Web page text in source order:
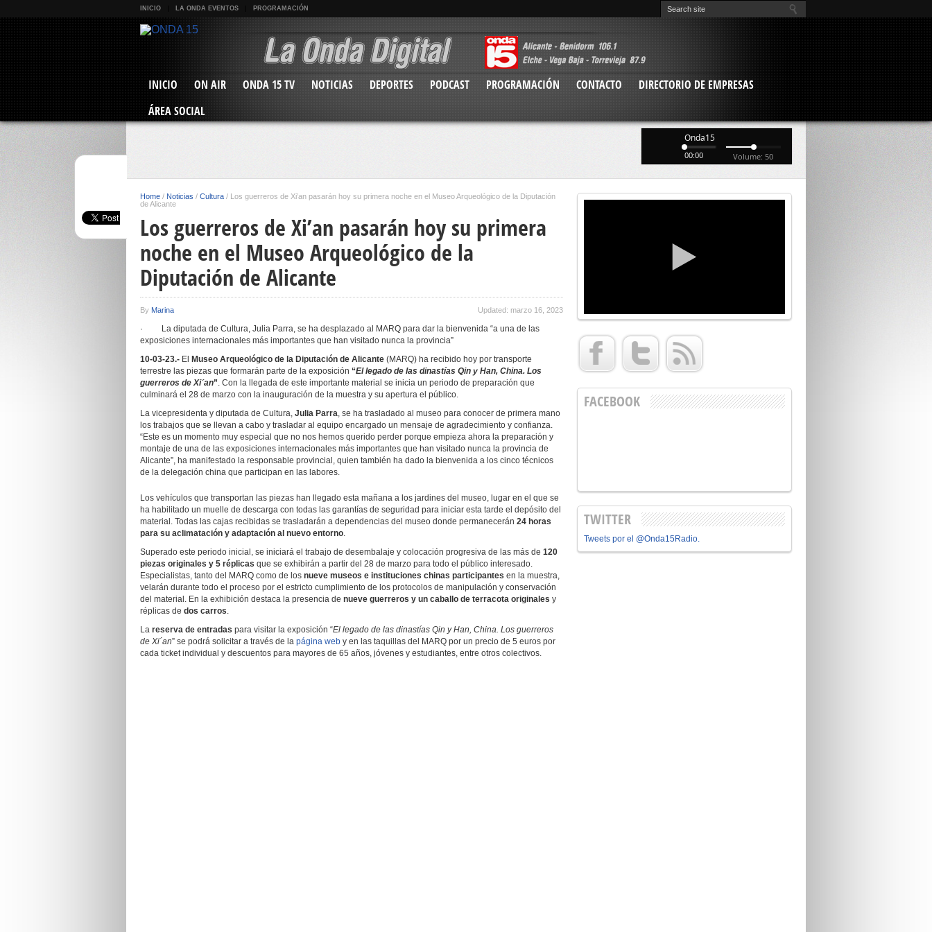
INICIO LA ONDA EVENTOS PROGRAMACIÓN
INICIO ON AIR ONDA 15 TV NOTICIAS DEPORTES PODCAST PROGRAMACIÓN CONTACTO
DIRECTORIO DE EMPRESAS
ÁREA SOCIAL
Onda15
00:00 Volume: 50
Home / Noticias / Cultura / Los guerreros de Xi’an pasarán hoy su primera noche en el Museo Arqueológico de la Diputación
de Alicante
Los guerreros de Xi’an pasarán hoy su primera
noche en el Museo Arqueológico de la
Diputación de Alicante
By Marina Updated: marzo 16, 2023
· La diputada de Cultura, Julia Parra, se ha desplazado al MARQ para dar la bienvenida “a una de las
exposiciones internacionales más importantes que han visitado nunca la provincia”
10-03-23.- El Museo Arqueológico de la Diputación de Alicante (MARQ) ha recibido hoy por transporte
terrestre las piezas que formarán parte de la exposición “El legado de las dinastías Qin y Han, China. Los
guerreros de Xi´an”. Con la llegada de este importante material se inicia un periodo de preparación que
culminará el 28 de marzo con la inauguración de la muestra y su apertura el público.
La vicepresidenta y diputada de Cultura, Julia Parra, se ha trasladado al museo para conocer de primera mano
los trabajos que se llevan a cabo y trasladar al equipo encargado un mensaje de agradecimiento y confianza.
“Este es un momento muy especial que no nos hemos querido perder porque empieza ahora la preparación y
montaje de una de las exposiciones internacionales más importantes que han visitado nunca la provincia de
Alicante”, ha manifestado la responsable provincial, quien también ha dado la bienvenida a los cinco técnicos
de la delegación china que participan en las labores.
Los vehículos que transportan las piezas han llegado esta mañana a los jardines del museo, lugar en el que se
ha habilitado un muelle de descarga con todas las garantías de seguridad para iniciar esta tarde el depósito del
material. Todas las cajas recibidas se trasladarán a dependencias del museo donde permanecerán 24 horas
para su aclimatación y adaptación al nuevo entorno.
Superado este periodo inicial, se iniciará el trabajo de desembalaje y colocación progresiva de las más de 120
piezas originales y 5 réplicas que se exhibirán a partir del 28 de marzo para todo el público interesado.
Especialistas, tanto del MARQ como de los nueve museos e instituciones chinas participantes en la muestra,
velarán durante todo el proceso por el estricto cumplimiento de los protocolos de manipulación y conservación
del material. En la exhibición destaca la presencia de nueve guerreros y un caballo de terracota originales y
réplicas de dos carros.
La reserva de entradas para visitar la exposición “El legado de las dinastías Qin y Han, China. Los guerreros
de Xi´an” se podrá solicitar a través de la página web y en las taquillas del MARQ por un precio de 5 euros por
cada ticket individual y descuentos para mayores de 65 años, jóvenes y estudiantes, entre otros colectivos.
FACEBOOK
TWITTER
Tweets por el @Onda15Radio.